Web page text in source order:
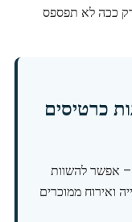
ככה לא תפספס
כרטיסים
אפשר להשוות
ואירוח ממוכרים